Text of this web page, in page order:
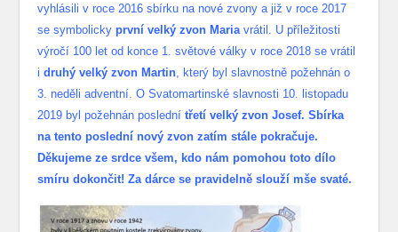
vyhlásili v roce 2016 sbírku na nové zvony a již v roce 2017
se symbolickyprvní velký zvon Mariavrátil. U příležitosti
výročí 100 let od konce 1. světové války v roce 2018 se vrátil
idruhý velký zvon Martin , který byl slavnostně požehnán o
3. neděli adventní. O Svatomartinské slavnosti 10. listopadu
2019 byl požehnán poslednítřetí velký zvon Josef. Sbírka
na tento poslední nový zvon zatím stále pokračuje.
Děkujeme ze srdce všem, kdo nám pomohou toto dílo
smíru dokončit! Za dárce se pravidelně slouží mše svaté.